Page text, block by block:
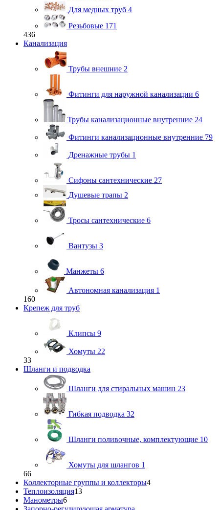
Для медных труб 4
Резьбовые 171
436
Канализация
Трубы внешние 2
Фитинги для наружной канализации 6
Трубы канализационные внутренние 24
Фитинги канализационные внутренние 79
Дренажные трубы 1
Сифоны сантехнические 27
Душевые трапы 2
Тросы сантехнические 6
Вантузы 3
Манжеты 6
Автономная канализация 1
160
Крепеж для труб
Клипсы 9
Хомуты 22
33
Шланги и подводка
Шланги для стиральных машин 23
Гибкая подводка 32
Шланги поливочные, комплектующие 10
Хомуты для шлангов 1
66
Коллекторные группы и коллекторы4
Теплоизоляция13
Манометры6